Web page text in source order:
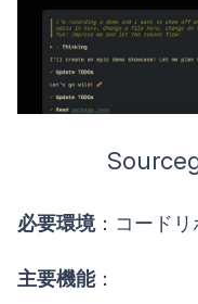
必要環境：コード
主要機能：